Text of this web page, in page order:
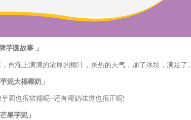
圆故事 」
灌上满满的浓厚的椰汁，炎热的天气，加了冰块，满足了。
大福椰奶」
也很软糯呢~还有椰奶味道也很正呢!
芋泥」